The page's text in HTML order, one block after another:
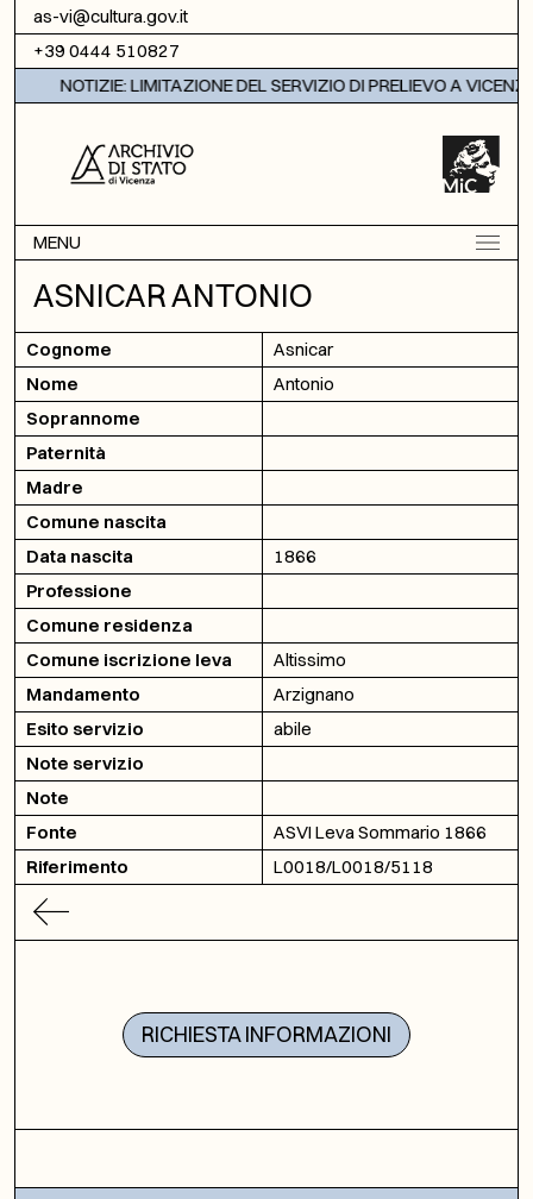
Vai al contenuto
as-vi@cultura.gov.it
+39 0444 510827
NOTIZIE: LIMITAZIONE DEL SERVIZIO DI PRELIEVO A VICENZA
MENU
ASNICAR ANTONIO
Cognome
Asnicar
Nome
Antonio
Soprannome
Paternità
Madre
Comune nascita
Data nascita
1866
Professione
Comune residenza
Comune iscrizione leva
Altissimo
Mandamento
Arzignano
Esito servizio
abile
Note servizio
Note
Fonte
ASVI Leva Sommario 1866
Riferimento
L0018/L0018/5118
RICHIESTA INFORMAZIONI